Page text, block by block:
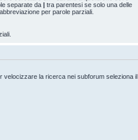
separate da | tra parentesi se solo una delle
per parole parziali.
velocizzare la ricerca nei subforum seleziona il